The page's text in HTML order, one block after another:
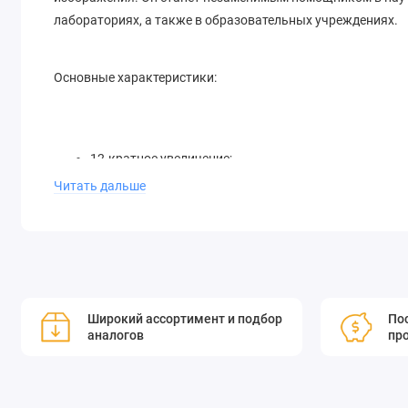
лабораториях, а также в образовательных учреждениях.
Основные характеристики:
12-кратное увеличение;
увеличение,
креплением CS
Читать дальше
Широкий ассортимент и подбор
аналогов